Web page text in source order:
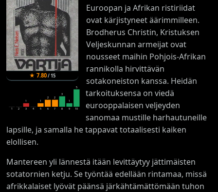
★7.80/15
1 2
1
3 4
1
5
2
6
2
7
3
8
1
9
5
10
Euroopan ja Afrikan ristiriidat
ovat kärjistyneet äärimmilleen.
Brodherus Christin, Kristuksen
Veljeskunnan armeijat ovat
nousseet maihin Pohjois-Afrikan
rannikolla hirvittävän
sotakoneiston kanssa. Heidän
tarkoituksensa on viedä
eurooppalaisen veljeyden
sanomaa mustille harhautuneille
lapsille, ja samalla he tappavat totaalisesti kaiken
elollisen.
Mantereen yli lännestä itään levittäytyy jättimäisten
sotatornien ketju. Se työntää edellään rintamaa, missä
afrikkalaiset lyövät päänsä järkähtämättömään tuhon